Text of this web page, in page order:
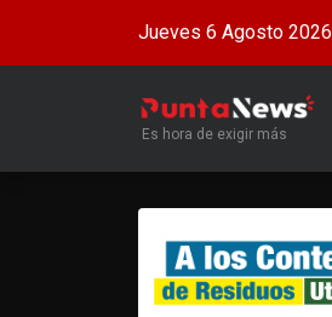
Jueves 6 Agosto 2026
Es hora de exigir más